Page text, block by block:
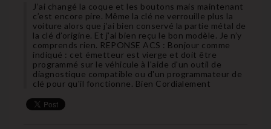
J’ai changé la coque et les boutons mais maintenant
c’est encore pire. Même la clé ne verrouille plus la
voiture alors que j’ai bien conservé la partie métal de
la clé d’origine. Et j’ai bien reçu le bon modèle. Je n’y
comprends rien. REPONSE ACS : Bonjour comme
indiqué : cet émetteur est vierge et doit être
programmé sur le véhicule à l'aide d'un outil de
diagnostique compatible ou d'un programmateur de
clé pour qu'il fonctionne. Bien Cordialement